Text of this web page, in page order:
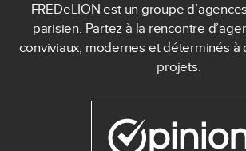
FREDeLION est un groupe
parisien. Partez à la rencontre
conviviaux, modernes et déterminés à
projets.